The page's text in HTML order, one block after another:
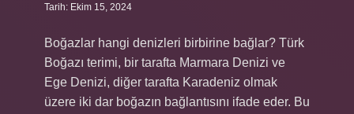
Tarih: Ekim 15, 2024
Boğazlar hangi denizleri birbirine bağlar? Türk
Boğazı terimi, bir tarafta Marmara Denizi ve
Ege Denizi, diğer tarafta Karadeniz olmak
üzere iki dar boğazın bağlantısını ifade eder. Bu